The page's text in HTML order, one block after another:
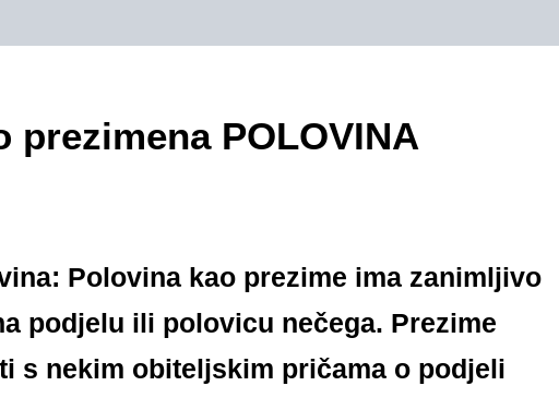
POLOVINA
Polovina kao prezime ima zanimljivo
podjelu ili polovicu nečega. Prezime
s nekim obiteljskim pričama o podjeli